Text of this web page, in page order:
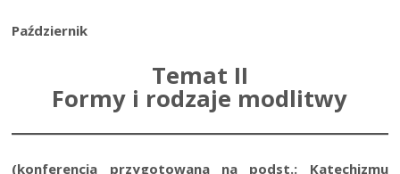
Paź­dzier­nik
Temat II
Formy i rodzaje modlitwy
(kon­fe­ren­cja przy­go­to­wa­na na podst.: Kate­chi­zmu